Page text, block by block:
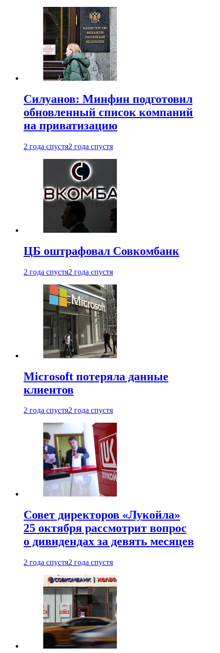
Силуанов: Минфин подготовил
обновленный список компаний
на приватизацию
2 года спустя2 года спустя
ЦБ оштрафовал Совкомбанк
2 года спустя2 года спустя
Microsoft потеряла данные
клиентов
2 года спустя2 года спустя
Совет директоров «Лукойла»
25 октября рассмотрит вопрос
о дивидендах за девять месяцев
2 года спустя2 года спустя